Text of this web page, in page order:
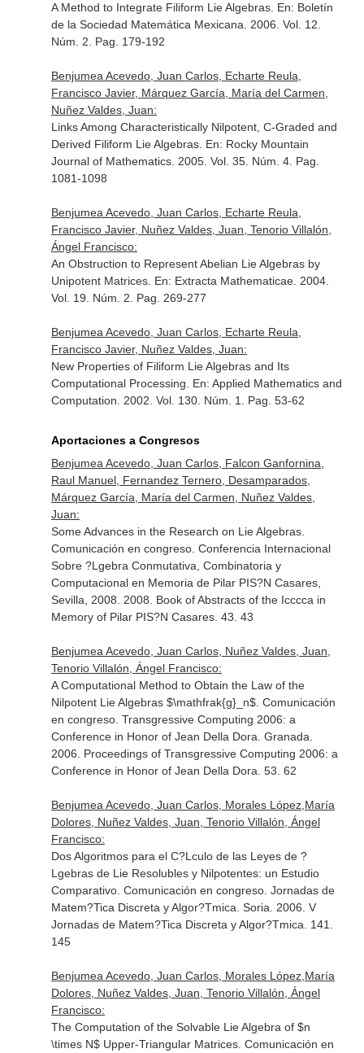
A Method to Integrate Filiform Lie Algebras. En: Boletín
de la Sociedad Matemática Mexicana . 2006. Vol. 12.
Núm. 2. Pag. 179-192
Benjumea Acevedo, Juan Carlos, Echarte Reula,
Francisco Javier, Márquez García, María del Carmen,
Nuñez Valdes, Juan:
Links Among Characteristically Nilpotent, C-Graded and
Derived Filiform Lie Algebras. En: Rocky Mountain
Journal of Mathematics. 2005. Vol. 35. Núm. 4. Pag.
1081-1098
Benjumea Acevedo, Juan Carlos, Echarte Reula,
Francisco Javier, Nuñez Valdes, Juan, Tenorio Villalón,
Ángel Francisco:
An Obstruction to Represent Abelian Lie Algebras by
Unipotent Matrices. En: Extracta Mathematicae. 2004.
Vol. 19. Núm. 2. Pag. 269-277
Benjumea Acevedo, Juan Carlos, Echarte Reula,
Francisco Javier, Nuñez Valdes, Juan:
New Properties of Filiform Lie Algebras and Its
Computational Processing. En: Applied Mathematics and
Computation . 2002. Vol. 130. Núm. 1. Pag. 53-62
Aportaciones a Congresos
Benjumea Acevedo, Juan Carlos, Falcon Ganfornina,
Raul Manuel, Fernandez Ternero, Desamparados,
Márquez García, María del Carmen, Nuñez Valdes,
Juan:
Some Advances in the Research on Lie Algebras.
Comunicación en congreso. Conferencia Internacional
Sobre ?Lgebra Conmutativa, Combinatoria y
Computacional en Memoria de Pilar PIS?N Casares,
Sevilla, 2008. 2008. Book of Abstracts of the Icccca in
Memory of Pilar PIS?N Casares. 43. 43
Benjumea Acevedo, Juan Carlos, Nuñez Valdes, Juan,
Tenorio Villalón, Ángel Francisco:
A Computational Method to Obtain the Law of the
Nilpotent Lie Algebras $\mathfrak{g}_n$. Comunicación
en congreso. Transgressive Computing 2006: a
Conference in Honor of Jean Della Dora. Granada.
2006. Proceedings of Transgressive Computing 2006: a
Conference in Honor of Jean Della Dora. 53. 62
Benjumea Acevedo, Juan Carlos, Morales López,María
Dolores, Nuñez Valdes, Juan, Tenorio Villalón, Ángel
Francisco:
Dos Algoritmos para el C?Lculo de las Leyes de ?
Lgebras de Lie Resolubles y Nilpotentes: un Estudio
Comparativo. Comunicación en congreso. Jornadas de
Matem?Tica Discreta y Algor?Tmica. Soria. 2006. V
Jornadas de Matem?Tica Discreta y Algor?Tmica. 141.
145
Benjumea Acevedo, Juan Carlos, Morales López,María
Dolores, Nuñez Valdes, Juan, Tenorio Villalón, Ángel
Francisco:
The Computation of the Solvable Lie Algebra of $n
\times N$ Upper-Triangular Matrices. Comunicación en